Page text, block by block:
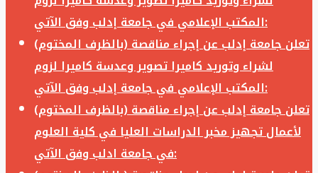
المكتب الإعلامي في جامعة إدلب وفق الآتي:
تعلن جامعة إدلب عن إجراء مناقصة (بالظرف المختوم)
لشراء وتوريد كاميرا تصوير وعدسة كاميرا لزوم
المكتب الإعلامي في جامعة إدلب وفق الآتي:
تعلن جامعة إدلب عن إجراء مناقصة (بالظرف المختوم)
لأعمال تجهيز مخبر الدراسات العليا في كلية العلوم
في جامعة ادلب وفق الآتي: